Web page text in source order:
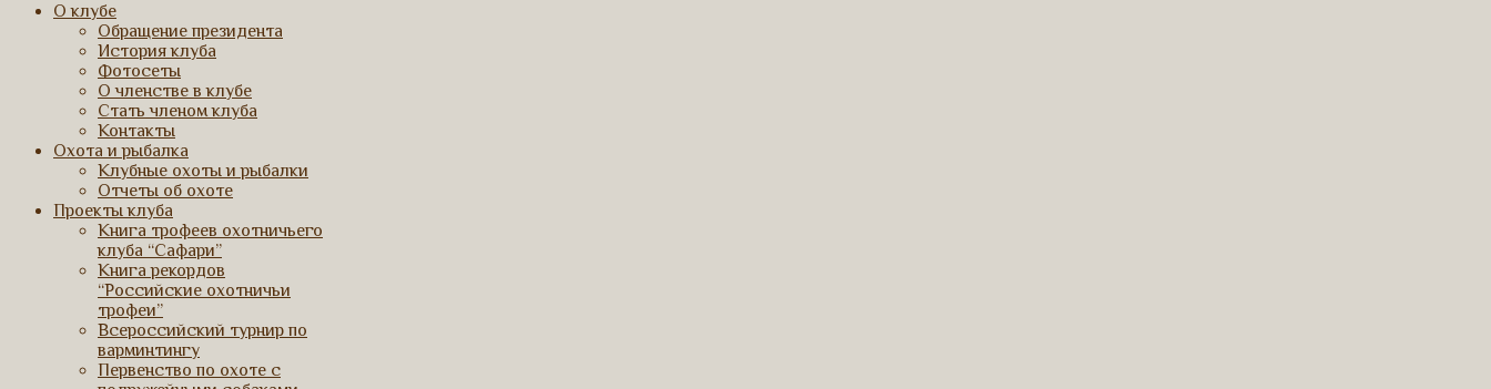
О клубе
Обращение президента
История клуба
Фотосеты
О членстве в клубе
Стать членом клуба
Контакты
Охота и рыбалка
Клубные охоты и рыбалки
Отчеты об охоте
Проекты клуба
Книга трофеев охотничьего
клуба “Сафари”
Книга рекордов
“Российские охотничьи
трофеи”
Всероссийский турнир по
варминтингу
Первенство по охоте с